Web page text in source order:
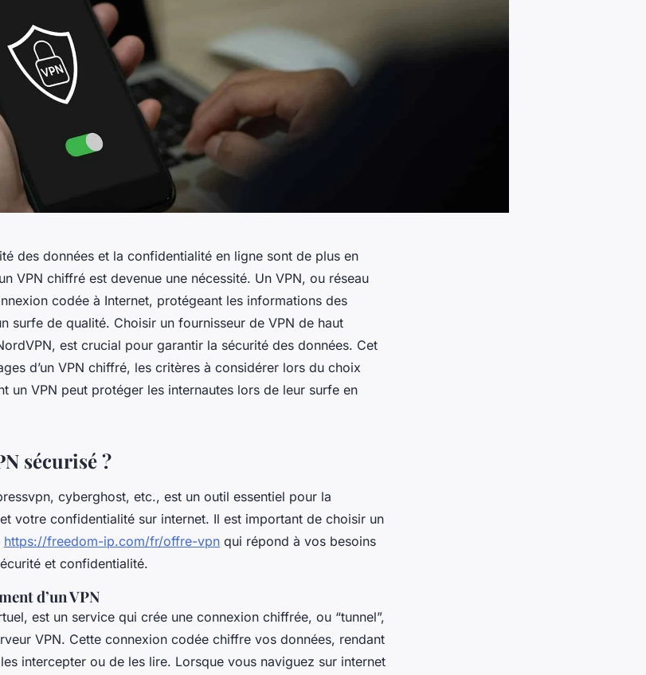
des données et la confidentialité en ligne sont de plus en
VPN chiffré est devenue une nécessité. Un VPN, ou réseau
codée à Internet, protégeant les informations des
surfe de qualité. Choisir un fournisseur de VPN de haut
est crucial pour garantir la sécurité des données. Cet
d’un VPN chiffré, les critères à considérer lors du choix
un VPN peut protéger les internautes lors de leur surfe en
sécurisé ?
cyberghost, etc., est un outil essentiel pour la
votre confidentialité sur internet. Il est important de choisir un
https://freedom-ip.com/fr/offre-vpn qui répond à vos besoins
et confidentialité.
d’un VPN
est un service qui crée une connexion chiffrée, ou “tunnel”,
VPN. Cette connexion codée chiffre vos données, rendant
intercepter ou de les lire. Lorsque vous naviguez sur internet